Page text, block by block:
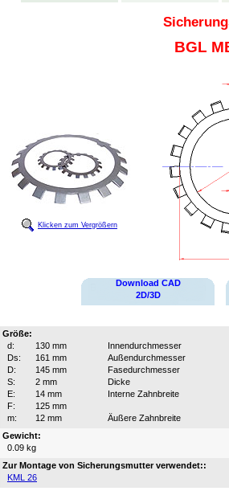
BGL
Klicken zum Vergrößern
Download CAD
2D/3D
Größe:
d:
130 mm
Innendurchmesser
Ds:
161 mm
Außendurchmesser
D:
145 mm
Fasedurchmesser
S:
2 mm
Dicke
E:
14 mm
Interne Zahnbreite
F:
125 mm
m:
12 mm
Äußere Zahnbreite
Gewicht:
0.09 kg
Zur Montage von Sicherungsmutter verwendet::
KML 26